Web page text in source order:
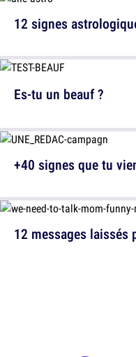
12 signes
12 messages laissés
Es-tu un beauf ?
+40 signes que tu